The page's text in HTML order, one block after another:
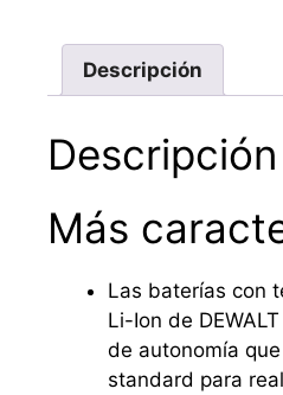
cantidad
Descripción
Descripción
Más
Las baterías con
Li-Ion de
de autonomía
standard para